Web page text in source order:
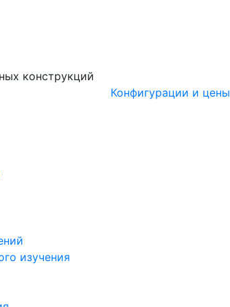
конструкций
Конфигурации и цены
изучения